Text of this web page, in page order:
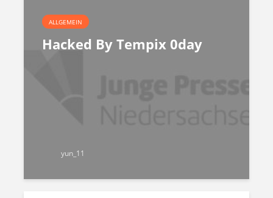
ALLGEMEIN
Hacked By Tempix 0day
yun_11